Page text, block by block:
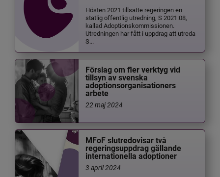
Hösten 2021 tillsatte regeringen en
statlig offentlig utredning, S 2021:08,
kallad Adoptionskommissionen.
Utredningen har fått i uppdrag att utreda
S...
Förslag om fler verktyg vid
tillsyn av svenska
adoptionsorganisationers
arbete
22 maj 2024
MFoF slutredovisar två
regeringsuppdrag gällande
internationella adoptioner
3 april 2024